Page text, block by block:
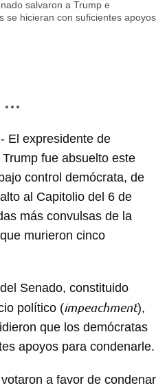
salvaron a Trump e
se hicieran con suficientes apoyos
El expresidente de
fue absuelto este
control demócrata, de
al Capitolio del 6 de
más convulsas de la
murieron cinco
Senado, constituido
político (impeachment),
que los demócratas
apoyos para condenarle.
a favor de condenar